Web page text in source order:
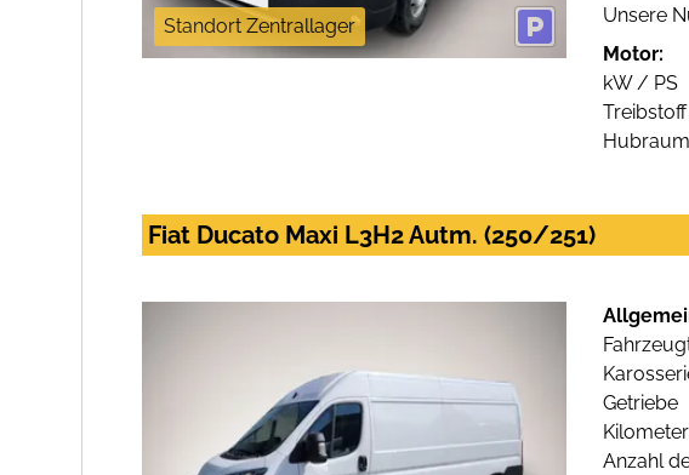
Standort Zentrallager
Unsere
Motor:
kW / PS
Treibstoff
Hubraum
Fiat Ducato Maxi L3H2 Autm. (250/251)
Getriebe
Anzahl